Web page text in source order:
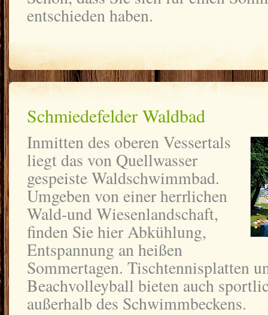
entschieden haben.
Schmiedefelder Waldbad
Inmitten des oberen Vessertals
liegt das von Quellwasser
gespeiste Waldschwimmbad.
Umgeben von einer herrlichen
Wald-und Wiesenlandschaft,
finden Sie hier Abkühlung,
Entspannung an heißen
Sommertagen. Tischtennisplatten
Beachvolleyball bieten auch
außerhalb des Schwimmbeckens.